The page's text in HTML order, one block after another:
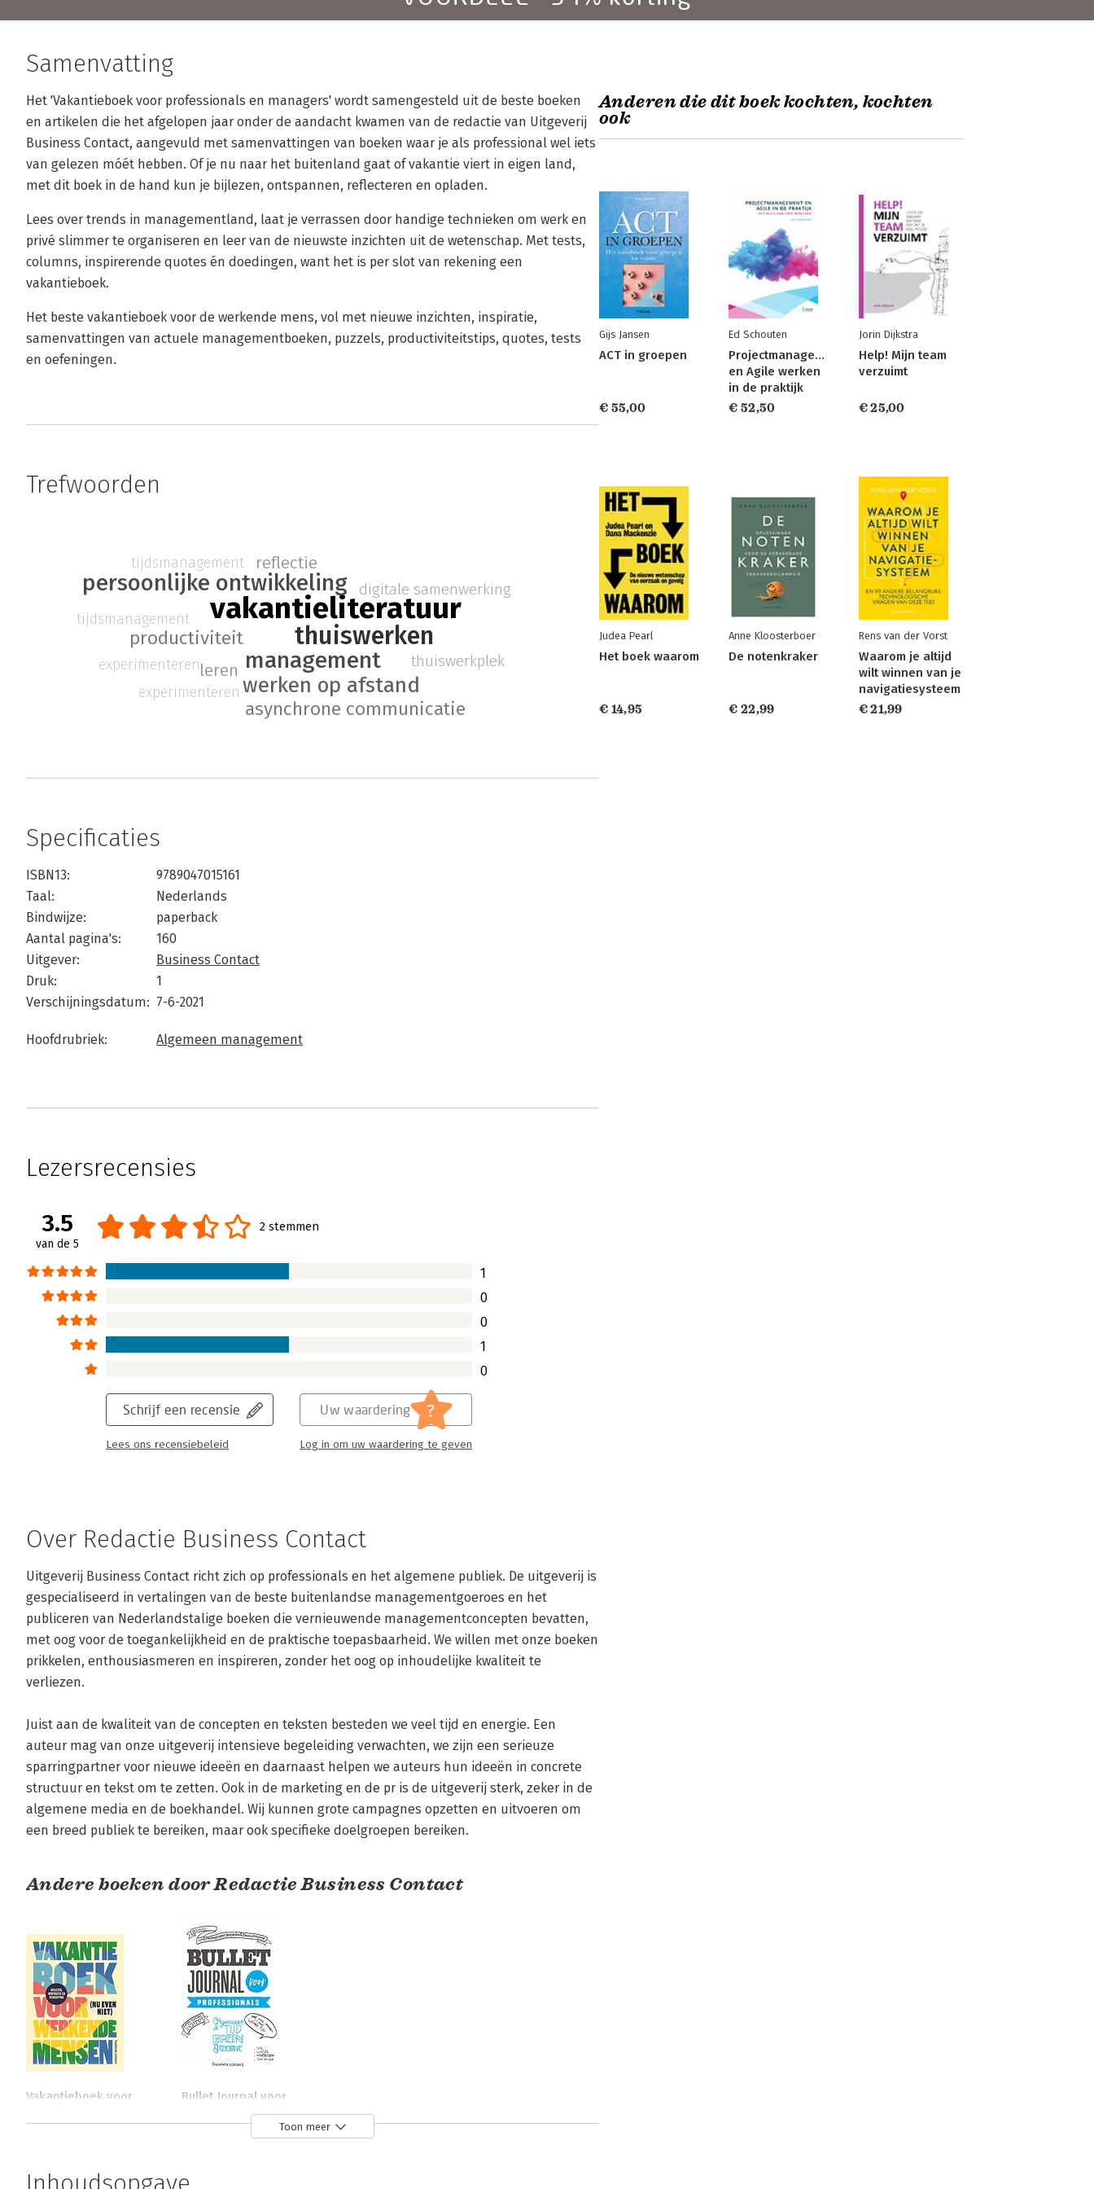
Samenvatting
Het 'Vakantieboek voor professionals en managers' wordt samengesteld uit de beste boeken
en artikelen die het afgelopen jaar onder de aandacht kwamen van de redactie van Uitgeverij
Business Contact, aangevuld met samenvattingen van boeken waar je als professional wel iets
van gelezen móét hebben. Of je nu naar het buitenland gaat of vakantie viert in eigen land,
met dit boek in de hand kun je bijlezen, ontspannen, reflecteren en opladen.
Lees over trends in managementland, laat je verrassen door handige technieken om werk en
privé slimmer te organiseren en leer van de nieuwste inzichten uit de wetenschap. Met tests,
columns, inspirerende quotes én doedingen, want het is per slot van rekening een
vakantieboek.
Het beste vakantieboek voor de werkende mens, vol met nieuwe inzichten, inspiratie,
samenvattingen van actuele managementboeken, puzzels, productiviteitstips, quotes, tests
en oefeningen.
Trefwoorden
vakantieliteratuur
thuiswerken
management
persoonlijke ontwikkeling
werken op afstand
asynchrone communicatie
productiviteit
leren
reflectie
digitale samenwerking
thuiswerkplek
experimenteren
tijdsmanagement
experimenteren
tijdsmanagement
Specificaties
ISBN13:
9789047015161
Taal:
Nederlands
Bindwijze:
paperback
Aantal pagina's:
160
Uitgever:
Business Contact
Druk:
1
Verschijningsdatum: 7-6-2021
Hoofdrubriek: Algemeen management
Lezersrecensies
3.5
van de 5
2 stemmen
1
0
0
1
0
Schrijf een recensie
Lees ons recensiebeleid
Uw waardering ?
Log in om uw waardering te geven
Over Redactie Business Contact
Uitgeverij Business Contact richt zich op professionals en het algemene publiek. De uitgeverij is
gespecialiseerd in vertalingen van de beste buitenlandse managementgoeroes en het
publiceren van Nederlandstalige boeken die vernieuwende managementconcepten bevatten,
met oog voor de toegankelijkheid en de praktische toepasbaarheid. We willen met onze boeken
prikkelen, enthousiasmeren en inspireren, zonder het oog op inhoudelijke kwaliteit te
verliezen.
Juist aan de kwaliteit van de concepten en teksten besteden we veel tijd en energie. Een
auteur mag van onze uitgeverij intensieve begeleiding verwachten, we zijn een serieuze
sparringpartner voor nieuwe ideeën en daarnaast helpen we auteurs hun ideeën in concrete
structuur en tekst om te zetten. Ook in de marketing en de pr is de uitgeverij sterk, zeker in de
algemene media en de boekhandel. Wij kunnen grote campagnes opzetten en uitvoeren om
een breed publiek te bereiken, maar ook specifieke doelgroepen bereiken.
Andere boeken door Redactie Business Contact
Vakantieboek voor
werkende mensen
Bullet Journal voor
professionals
Toon meer
Anderen die dit boek kochten, kochten
ook
Gijs Jansen
ACT in groepen
€ 55,00
Ed Schouten
Projectmanagement
en Agile werken
in de praktijk
€ 52,50
Jorin Dijkstra
Help! Mijn team
verzuimt
€ 25,00
Judea Pearl
Het boek waarom
€ 14,95
Anne Kloosterboer
De notenkraker
€ 22,99
Rens van der Vorst
Waarom je altijd
wilt winnen van je
navigatiesysteem
€ 21,99